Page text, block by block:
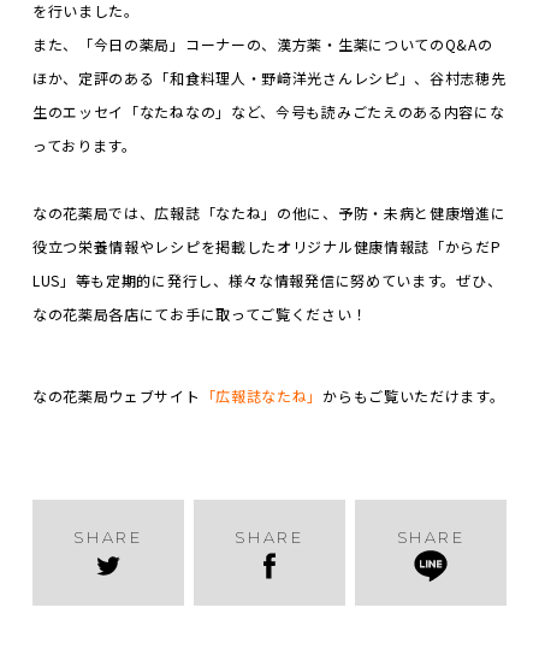
を行いました。
また、「今日の薬局」コーナーの、漢方薬・生薬についてのQ&Aの
ほか、定評のある「和食料理人・野﨑洋光さんレシピ」、谷村志穂先
生のエッセイ「なたねなの」など、今号も読みごたえのある内容にな
っております。
なの花薬局では、広報誌「なたね」の他に、予防・未病と健康増進に
役立つ栄養情報やレシピを掲載したオリジナル健康情報誌「からだP
LUS」等も定期的に発行し、様々な情報発信に努めています。ぜひ、
なの花薬局各店にてお手に取ってご覧ください！
なの花薬局ウェブサイト 「広報誌なたね」 からもご覧いただけます。
SHARE SHARE SHARE